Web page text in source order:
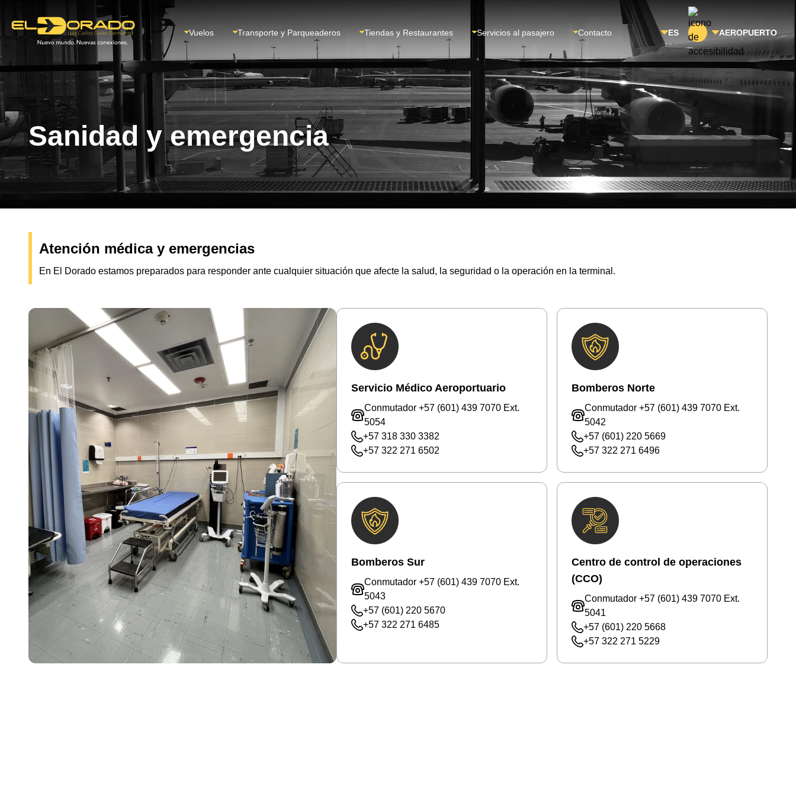
Vuelos Transporte y Parqueaderos Tiendas y Restaurantes Servicios al pasajero Contacto ES AEROPUERTO
Sanidad y emergencia
Atención médica y emergencias
En El Dorado estamos preparados para responder ante cualquier situación que afecte la salud, la seguridad o la operación en la terminal.
Servicio Médico Aeroportuario
Conmutador +57 (601) 439 7070 Ext.
5054
+57 318 330 3382
+57 322 271 6502
Bomberos Norte
Conmutador +57 (601) 439 7070 Ext.
5042
+57 (601) 220 5669
+57 322 271 6496
Bomberos Sur
Conmutador +57 (601) 439 7070 Ext.
5043
+57 (601) 220 5670
+57 322 271 6485
Centro de control de operaciones
(CCO)
Conmutador +57 (601) 439 7070 Ext.
5041
+57 (601) 220 5668
+57 322 271 5229